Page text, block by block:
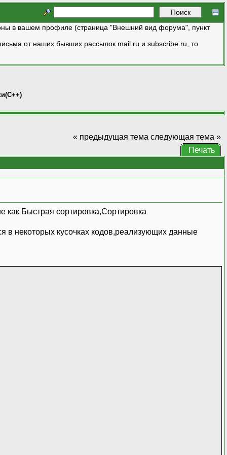
в вашем профиле (страница "Внешний вид форума", пункт
от наших бывших рассылок mail.ru и subscribe.ru, то
« предыдущая тема следующая тема »
Печать
как Быстрая сортировка,Сортировка
в некоторых кусочках кодов,реализующих данные